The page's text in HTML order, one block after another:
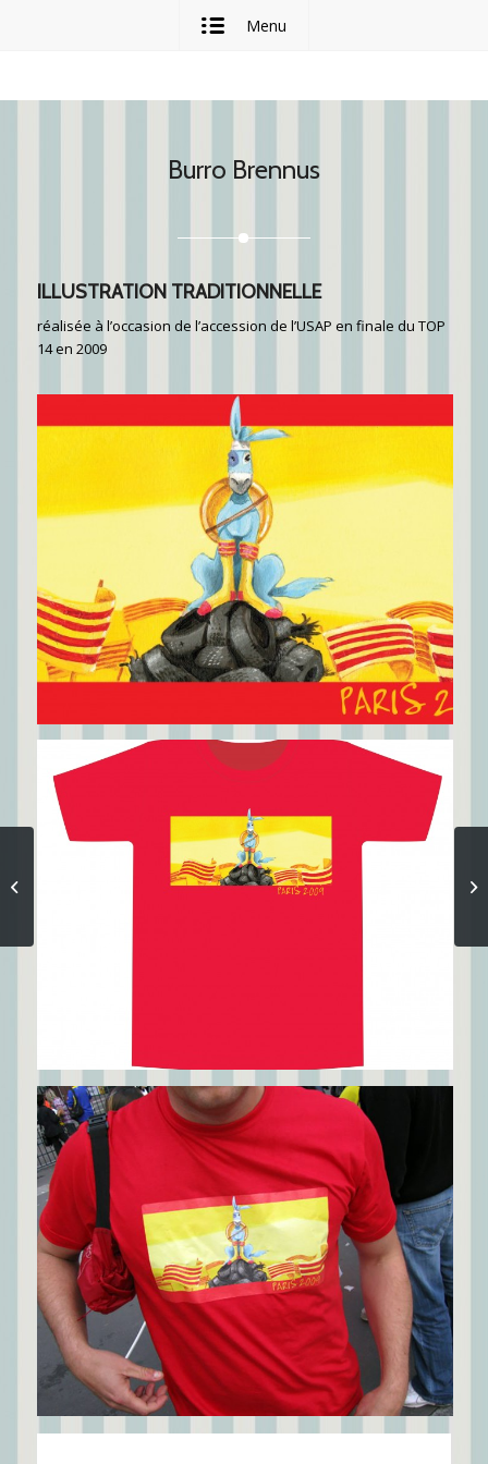
Menu
Burro Brennus
ILLUSTRATION TRADITIONNELLE
réalisée à l’occasion de l’accession de l’USAP en finale du TOP
14 en 2009